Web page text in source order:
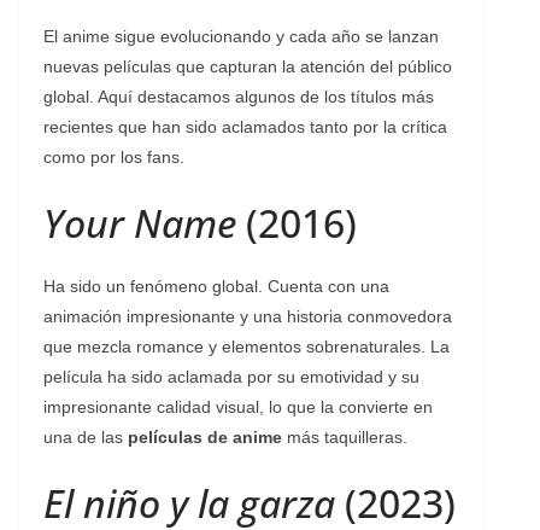
El anime sigue evolucionando y cada año se lanzan
nuevas películas que capturan la atención del público
global. Aquí destacamos algunos de los títulos más
recientes que han sido aclamados tanto por la crítica
como por los fans.
Your Name (2016)
Ha sido un fenómeno global. Cuenta con una
animación impresionante y una historia conmovedora
que mezcla romance y elementos sobrenaturales. La
película ha sido aclamada por su emotividad y su
impresionante calidad visual, lo que la convierte en
una de las películas de anime más taquilleras.
El niño y la garza (2023)